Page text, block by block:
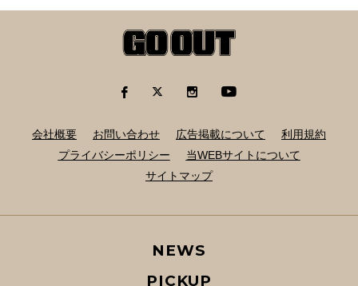
会社概要 お問い合わせ 広告掲載について
利用規約
プライバシーポリシー
当WEBサイトについて
サイトマップ
NEWS
PICKUP